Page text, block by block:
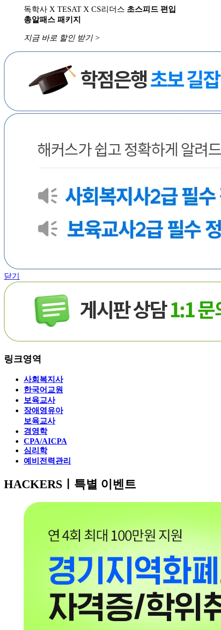
독학사 X TESAT X CS리더스 초스피드 편입
총알패스 패키지
지금 바로 할인 받기 >
닫기
링크영역
사회복지사
한국어교원
보육교사
장애영유아
보육교사
경영학
CPA/AICPA
심리학
예비전력관리
HACKERSㅣ 특별 이벤트